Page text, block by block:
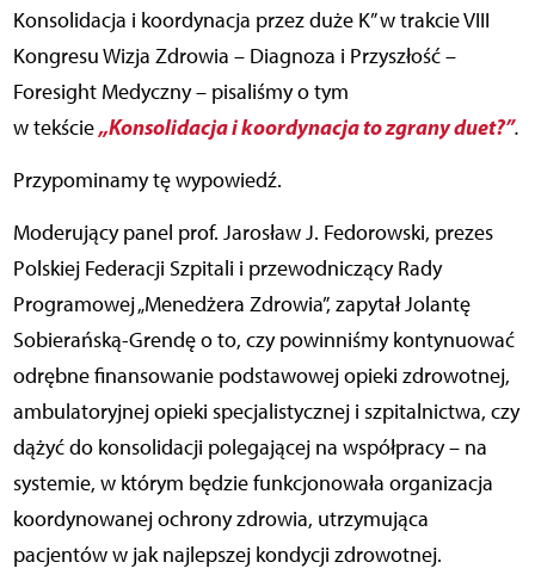
Konsolidacja i koordynacja przez duże K” w trakcie VIII
Kongresu Wizja Zdrowia – Diagnoza i Przyszłość –
Foresight Medyczny – pisaliśmy o tym
w tekście„Konsolidacja i koordynacja to zgrany duet?”.
Przypominamy tę wypowiedź.
Moderujący panel prof. Jarosław J. Fedorowski, prezes
Polskiej Federacji Szpitali i przewodniczący Rady
Programowej „Menedżera Zdrowia”, zapytał Jolantę
Sobierańską-Grendę o to, czy powinniśmy kontynuować
odrębne finansowanie podstawowej opieki zdrowotnej,
ambulatoryjnej opieki specjalistycznej i szpitalnictwa, czy
dążyć do konsolidacji polegającej na współpracy – na
systemie, w którym będzie funkcjonowała organizacja
koordynowanej ochrony zdrowia, utrzymująca
pacjentów w jak najlepszej kondycji zdrowotnej.